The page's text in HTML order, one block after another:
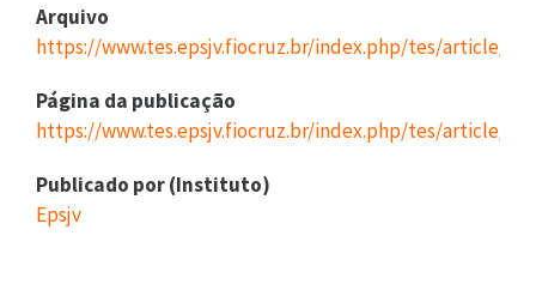
Arquivo
https://www.tes.epsjv.fiocruz.br/index.php/tes/article/
Página da publicação
https://www.tes.epsjv.fiocruz.br/index.php/tes/article/
Publicado por (Instituto)
Epsjv